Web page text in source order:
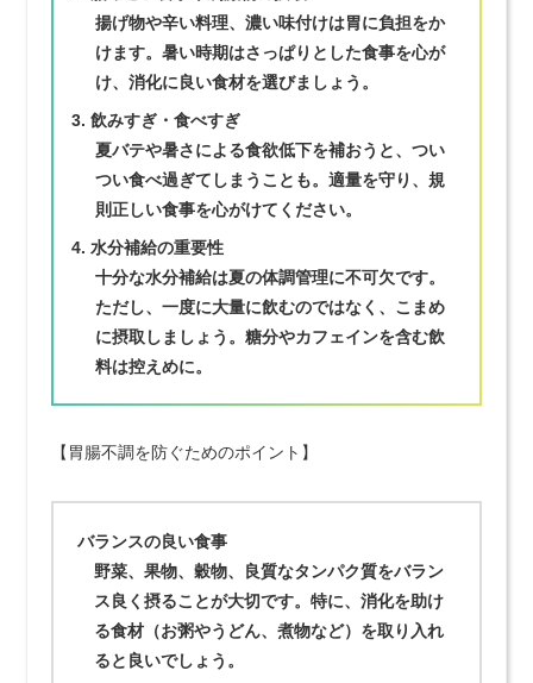
揚げ物や辛い料理、濃い味付けは胃に負担をか
けます。暑い時期はさっぱりとした食事を心が
け、消化に良い食材を選びましょう。
飲みすぎ・食べすぎ
夏バテや暑さによる食欲低下を補おうと、つい
つい食べ過ぎてしまうことも。適量を守り、規
則正しい食事を心がけてください。
水分補給の重要性
十分な水分補給は夏の体調管理に不可欠です。
ただし、一度に大量に飲むのではなく、こまめ
に摂取しましょう。糖分やカフェインを含む飲
料は控えめに。
【胃腸不調を防ぐためのポイント】
バランスの良い食事
野菜、果物、穀物、良質なタンパク質をバラン
ス良く摂ることが大切です。特に、消化を助け
る食材（お粥やうどん、煮物など）を取り入れ
ると良いでしょう。